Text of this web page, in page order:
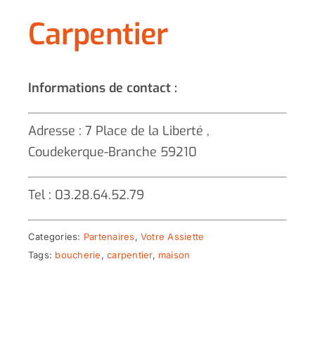
Carpentier
Informations de contact :
Adresse : 7 Place de la Liberté ,
Coudekerque-Branche 59210
Tel : 03.28.64.52.79
Categories: Partenaires, Votre Assiette
Tags: boucherie,carpentier, maison